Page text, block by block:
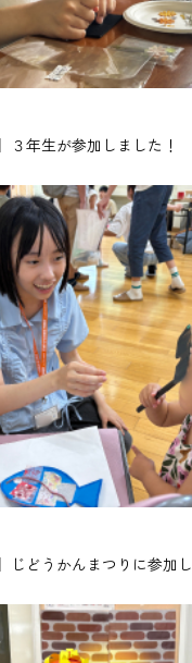
３年生が参加しました！
じどうかんまつりに参加